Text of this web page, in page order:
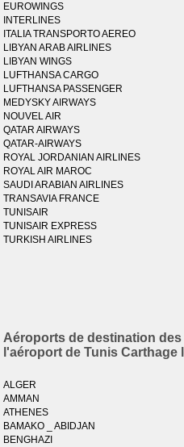
EUROWINGS
INTERLINES
ITALIA TRANSPORTO AEREO
LIBYAN ARAB AIRLINES
LIBYAN WINGS
LUFTHANSA CARGO
LUFTHANSA PASSENGER
MEDYSKY AIRWAYS
NOUVEL AIR
QATAR AIRWAYS
QATAR-AIRWAYS
ROYAL JORDANIAN AIRLINES
ROYAL AIR MAROC
SAUDI ARABIAN AIRLINES
TRANSAVIA FRANCE
TUNISAIR
TUNISAIR EXPRESS
TURKISH AIRLINES
Aéroports de destination
l'aéroport de Tunis Carthage
ALGER
AMMAN
ATHENES
BAMAKO _ ABIDJAN
BENGHAZI